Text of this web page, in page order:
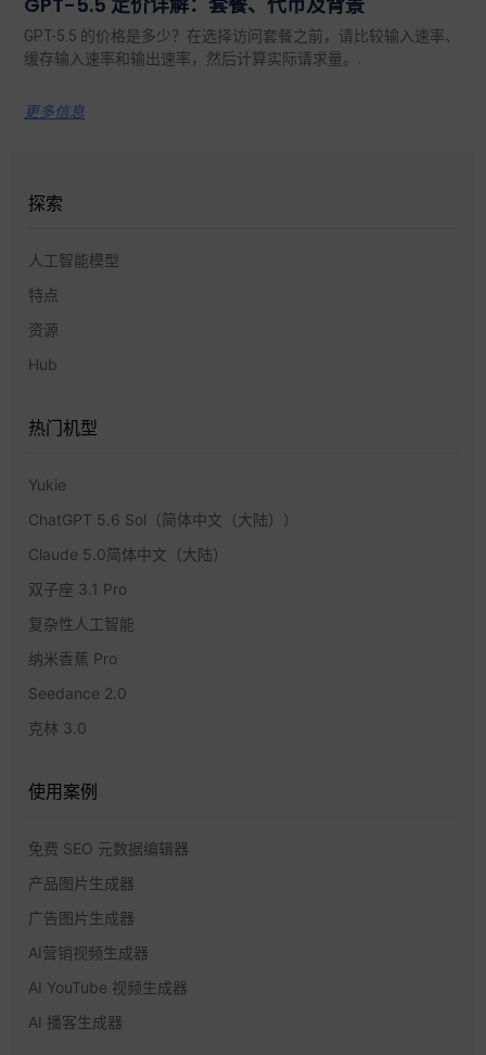
GPT-5.5 的价格是多少？在选择访问套餐之前，请比较输入速率、
缓存输入速率和输出速率，然后计算实际请求量。.
更多信息
探索
人工智能模型
特点
资源
Hub
热门机型
Yukie
ChatGPT 5.6 Sol（简体中文（大陆））
Claude 5.0简体中文（大陆）
双子座 3.1 Pro
复杂性人工智能
纳米香蕉 Pro
Seedance 2.0
克林 3.0
使用案例
免费 SEO 元数据编辑器
产品图片生成器
广告图片生成器
AI营销视频生成器
AI YouTube 视频生成器
AI 播客生成器